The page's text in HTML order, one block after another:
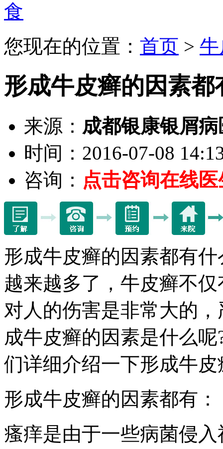
食
您现在的位置： 首页 >
形成牛皮癣的因素都
来源： 成都银康银屑病
时间：2016-07-08
咨询： 点击咨询在线医
形成牛皮癣的因素都有
越来越多了，牛皮癣不
对人的伤害是非常大的
成牛皮癣的因素是什么
们详细介绍一下形成牛
形成牛皮癣的因素都有：
瘙痒是由于一些病菌侵